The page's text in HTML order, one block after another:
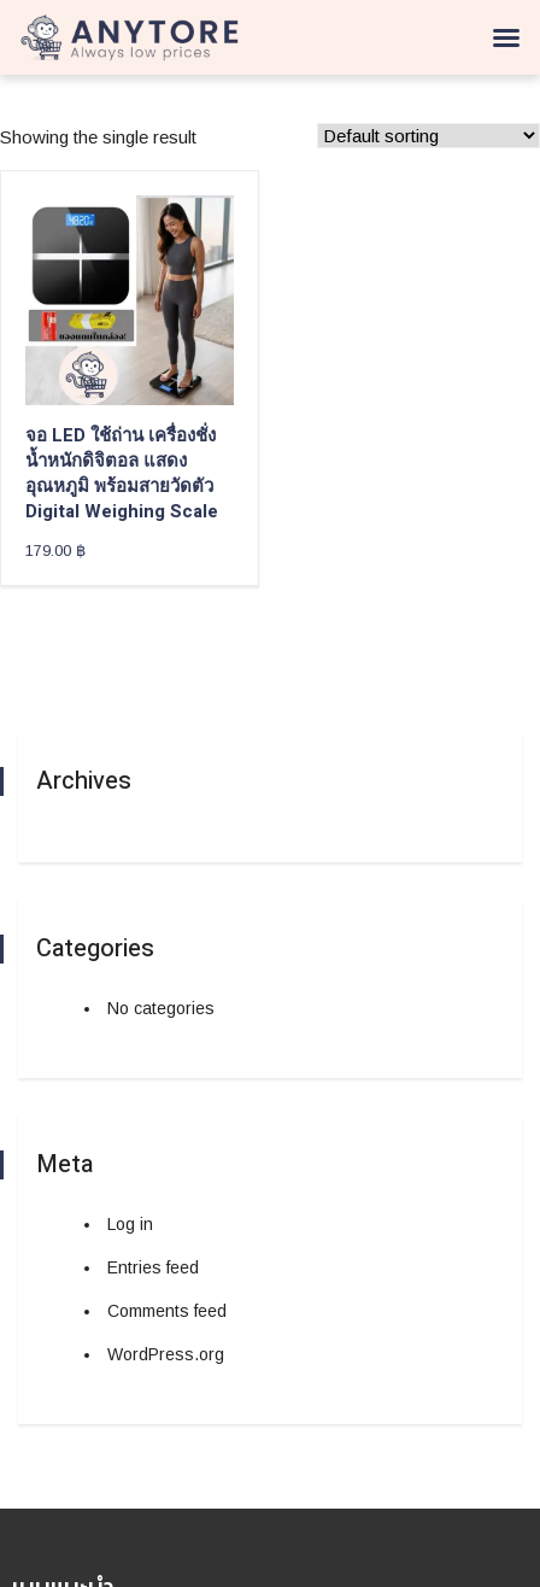
Showing the single result
จอ LED ใช้ถ่าน เครื่องชั่ง
น้ำหนักดิจิตอล แสดง
อุณหภูมิ พร้อมสายวัดตัว
Digital Weighing Scale
179.00 ฿
Archives
Categories
No categories
Meta
Log in
Entries feed
Comments feed
WordPress.org